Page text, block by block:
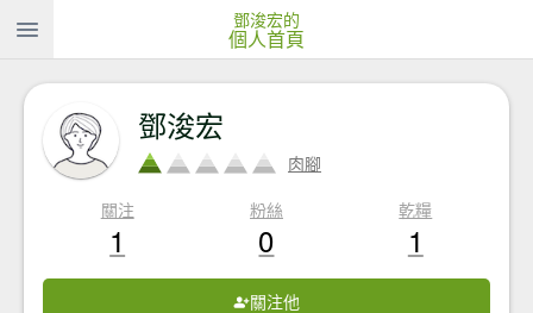
鄧浚宏的
個人首頁
鄧浚宏
肉腳
關注
1
粉絲
0
乾糧
1
關注他